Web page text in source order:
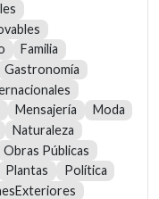
Familia
Gastronomía
Mensajería
Moda
Naturaleza
Obras Públicas
Plantas
Política